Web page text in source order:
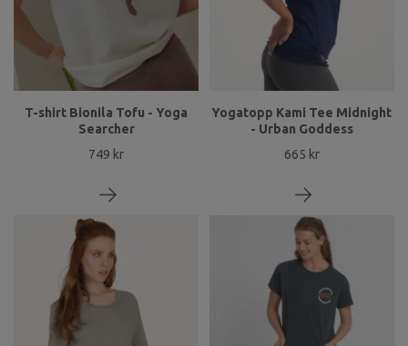
T-shirt Bionila Tofu - Yoga
Searcher
749 kr
Yogatopp Kami Tee Midnight
- Urban Goddess
665 kr